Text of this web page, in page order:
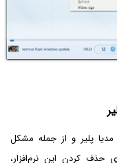
پلیر و از جمله مشکل
کردن این نرم‌افزار،